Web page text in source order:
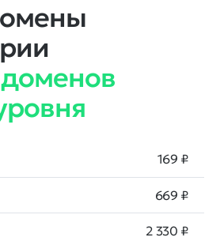
169 ₽
669 ₽
2 330 ₽